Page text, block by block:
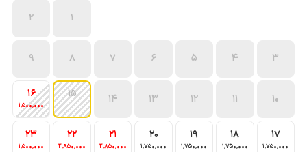
1
2
3
4
5
6
7
8
9
10
11
12
13
14
15
16
1٬500٬000
17
1٬750٬000
18
1٬750٬000
19
1٬750٬000
20
1٬750٬000
21
2٬850٬000
22
2٬850٬000
23
1٬500٬000